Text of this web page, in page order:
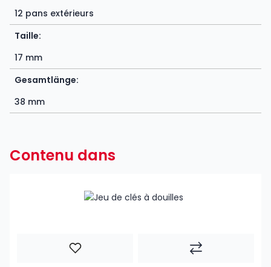
12 pans extérieurs
Taille:
17 mm
Gesamtlänge:
38 mm
Contenu dans